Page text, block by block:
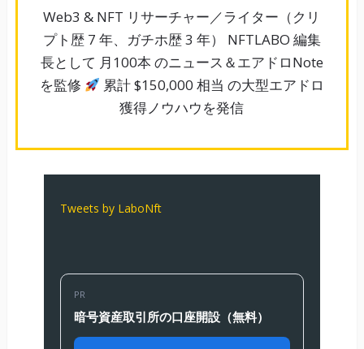
Web3 & NFT リサーチャー／ライター（クリ
プト歴 7 年、ガチホ歴 3 年） NFTLABO 編集
長として 月100本 のニュース＆エアドロNote
を監修
累計 $150,000 相当 の大型エアドロ
獲得ノウハウを発信
Tweets by LaboNft
PR
暗号資産取引所の口座開設（無料）